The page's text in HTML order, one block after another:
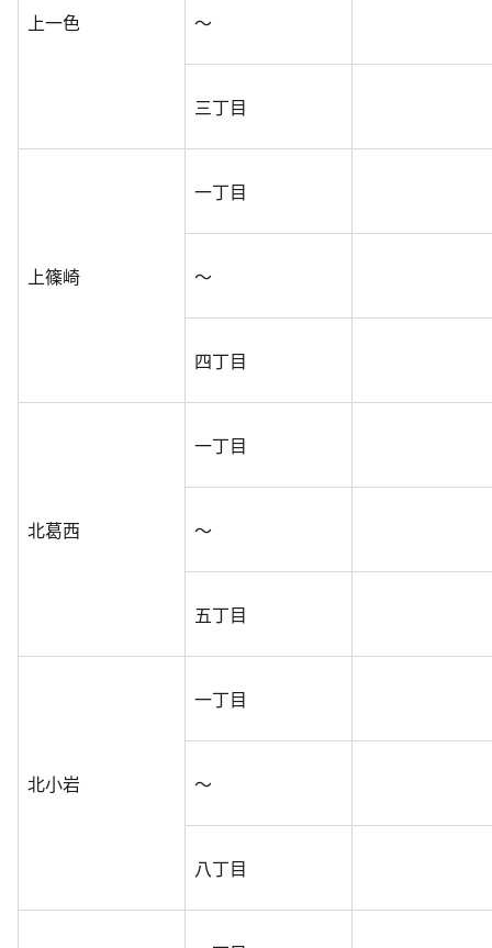
上一色 ～
三丁目
上篠崎
一丁目
～
四丁目
北葛西
一丁目
～
五丁目
北小岩
一丁目
～
八丁目